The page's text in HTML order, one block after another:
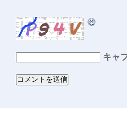
キャ